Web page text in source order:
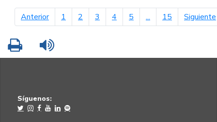
Anteriorpágina anterior
1 2 3 4 5 ... 15 Siguiente
Imprimir
Síguenos: